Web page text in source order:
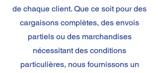
de chaque client. Que ce soit pour des
cargaisons complètes, des envois
partiels ou des marchandises
nécessitant des conditions
particulières, nous fournissons un